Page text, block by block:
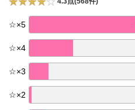
☆×5
☆×4
☆×3
☆×2